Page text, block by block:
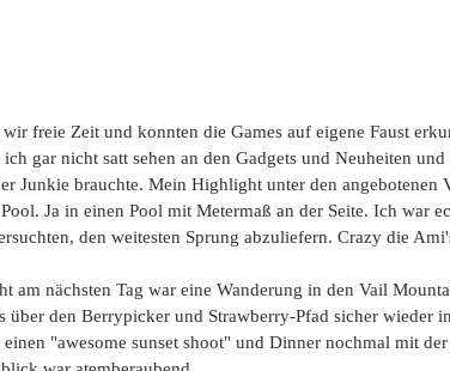
freie Zeit und konnten die Games auf eigene Faust
gar nicht satt sehen an den Gadgets und Neuheiten
Junkie brauchte. Mein Highlight unter den angebotenen
Ja in einen Pool mit Metermaß an der Seite. Ich war
den weitesten Sprung abzuliefern. Crazy die
am nächsten Tag war eine Wanderung in den Vail
über den Berrypicker und Strawberry-Pfad sicher wieder
"awesome sunset shoot" und Dinner nochmal mit